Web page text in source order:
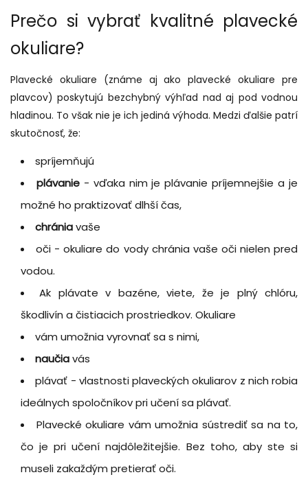
Prečo si vybrať kvalitné plavecké
okuliare?
Plavecké okuliare (známe aj ako plavecké okuliare pre
plavcov) poskytujú bezchybný výhľad nad aj pod vodnou
hladinou. To však nie je ich jediná výhoda. Medzi ďalšie patrí
skutočnosť, že:
spríjemňujú
plávanie- vďaka nim je plávanie príjemnejšie a je
možné ho praktizovať dlhší čas,
chrániavaše
oči - okuliare do vody chránia vaše oči nielen pred
vodou.
Ak plávate v bazéne, viete, že je plný chlóru,
škodlivín a čistiacich prostriedkov. Okuliare
vám umožnia vyrovnať sa s nimi,
naučiavás
plávať - vlastnosti plaveckých okuliarov z nich robia
ideálnych spoločníkov pri učení sa plávať.
Plavecké okuliare vám umožnia sústrediť sa na to,
čo je pri učení najdôležitejšie. Bez toho, aby ste si
museli zakaždým pretierať oči.